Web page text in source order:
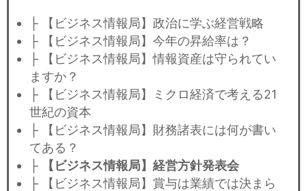
├ 【ビジネス情報局】政治に学ぶ経営戦略
├ 【ビジネス情報局】今年の昇給率は？
├ 【ビジネス情報局】情報資産は守られてい
ますか？
├ 【ビジネス情報局】ミクロ経済で考える21
世紀の資本
├ 【ビジネス情報局】財務諸表には何が書い
てある？
├
【ビジネス情報局】経営方針発表会
├ 【ビジネス情報局】賞与は業績では決まら